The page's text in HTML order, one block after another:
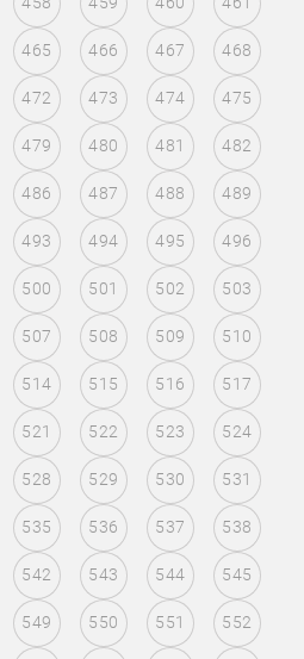
465 466 467 468
472 473 474 475
479 480 481 482
486 487 488 489
493 494 495 496
500 501 502 503
507 508 509 510
514 515 516 517
521 522 523 524
528 529 530 531
535 536 537 538
542 543 544 545
549 550 551 552